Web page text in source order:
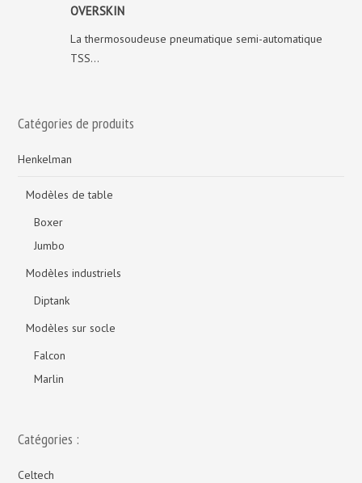
OVERSKIN
La thermosoudeuse pneumatique semi-automatique
TSS...
Catégories de produits
Henkelman
Modèles de table
Boxer
Jumbo
Modèles industriels
Diptank
Modèles sur socle
Falcon
Marlin
Catégories :
Celtech